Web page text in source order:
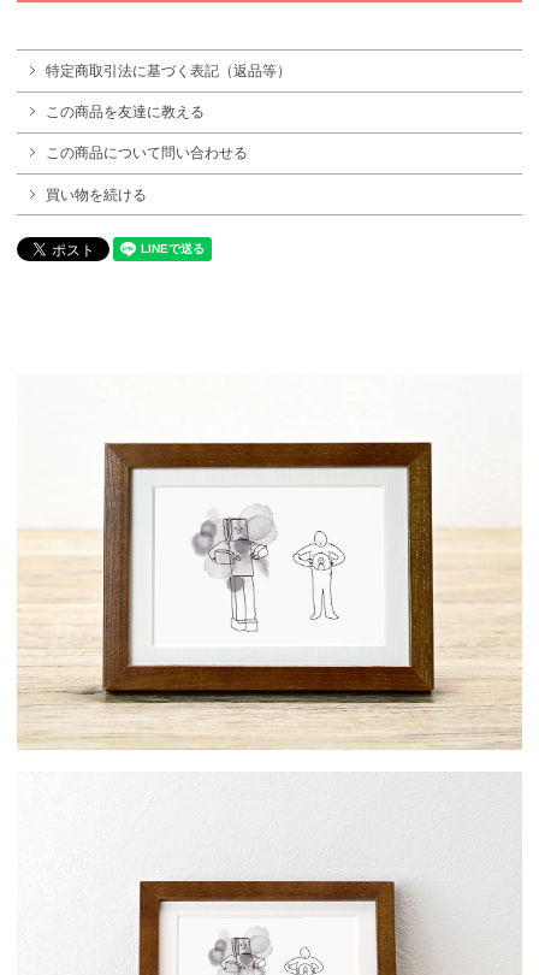
特定商取引法に基づく表記（返品等）
この商品を友達に教える
この商品について問い合わせる
買い物を続ける